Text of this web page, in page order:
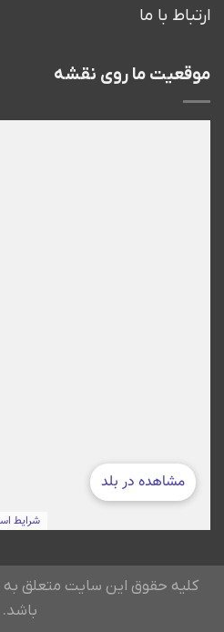
ارتباط با ما
موقعیت ما روی نقشه
کلیه حقوق این سایت متعلق به
باشد.